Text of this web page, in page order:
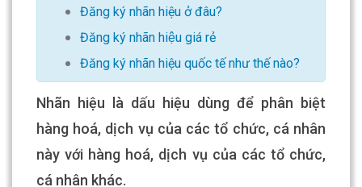
Đăng ký nhãn hiệu ở đâu?
Đăng ký nhãn hiệu giá rẻ
Đăng ký nhãn hiệu quốc tế như thế nào?
Nhãn hiệu là dấu hiệu dùng để phân biệt
hàng hoá, dịch vụ của các tổ chức, cá nhân
này với hàng hoá, dịch vụ của các tổ chức,
cá nhân khác.